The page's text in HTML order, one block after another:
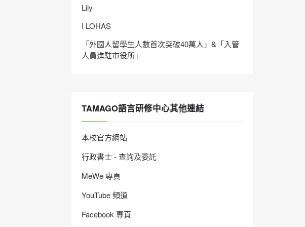
Lily
I LOHAS
「外國人留學生人數首次突破40萬人」&「入管
人員進駐市役所」
TAMAGO語言研修中心其他連結
本校官方網站
行政書士 - 查詢及委託
MeWe 專頁
YouTube 頻道
Facebook 專頁